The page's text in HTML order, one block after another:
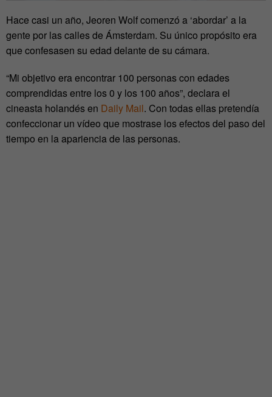
Hace casi un año, Jeoren Wolf comenzó a ‘abordar’ a la
gente por las calles de Ámsterdam. Su único propósito era
que confesasen su edad delante de su cámara.
“Mi objetivo era encontrar 100 personas con edades
comprendidas entre los 0 y los 100 años”, declara el
cineasta holandés en Daily Mail. Con todas ellas pretendía
confeccionar un vídeo que mostrase los efectos del paso del
tiempo en la apariencia de las personas.